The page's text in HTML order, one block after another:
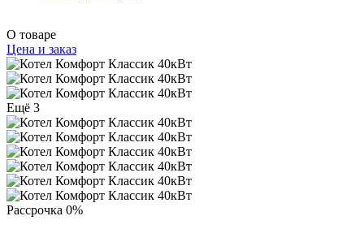
О товаре
Цена и заказ
Ещё 3
Рассрочка 0%